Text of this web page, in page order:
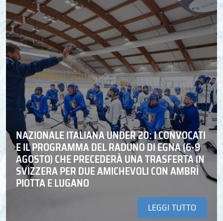
NAZIONALE ITALIANA UNDER 20: I CONVOCATI
E IL PROGRAMMA DEL RADUNO DI EGNA (6-9
AGOSTO) CHE PRECEDERÀ UNA TRASFERTA IN
SVIZZERA PER DUE AMICHEVOLI CON AMBRÌ
PIOTTA E LUGANO
LEGGI TUTTO